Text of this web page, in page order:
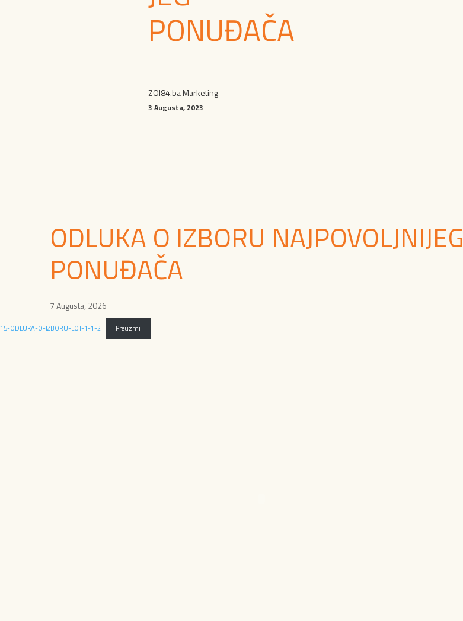
PONUĐAČA
ZOI84.ba Marketing
3 Augusta, 2023
ODLUKA O IZBORU NAJPOVOLJNIJEG
PONUĐAČA
7 Augusta, 2026
15-ODLUKA-O-IZBORU-LOT-1-1-2 Preuzmi